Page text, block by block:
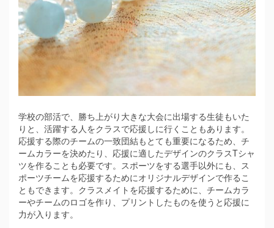
学校の部活で、勝ち上がり大きな大会に出場する生徒もいた
りと、活躍する人をクラスで応援しに行くこともあります。
応援する際のチームの一致団結もとても重要になるため、チ
ームカラーを決めたり、応援に適したデザインのクラスTシャ
ツを作ることも必要です。スポーツをする選手以外にも、ス
ポーツチームを応援するためにオリジナルデザインで作るこ
ともできます。クラスメイトを応援するために、チームカラ
ーやチームのロゴを作り、プリントしたものを使うと応援に
力が入ります。